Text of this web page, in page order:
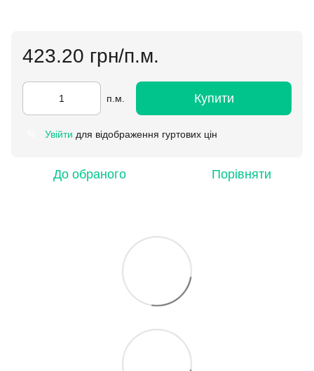
423.20 грн/п.м.
п.м. Купити
Увійти для відображення гуртових цін
До обраного Порівняти